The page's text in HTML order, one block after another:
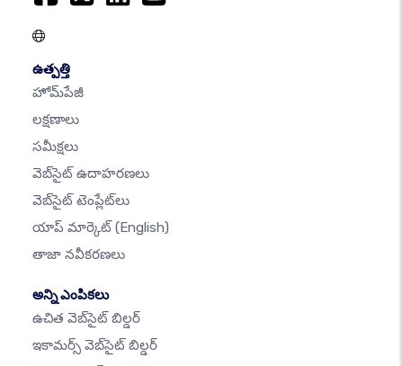
ఉత్పత్తి
హోమ్‌పేజీ
లక్షణాలు
సమీక్షలు
వెబ్‌సైట్ ఉదాహరణలు
వెబ్‌సైట్ టెంప్లేట్‌లు
యాప్ మార్కెట్ (English)
తాజా నవీకరణలు
అన్ని ఎంపికలు
ఉచిత వెబ్‌సైట్ బిల్డర్
ఇకామర్స్ వెబ్‌సైట్ బిల్డర్